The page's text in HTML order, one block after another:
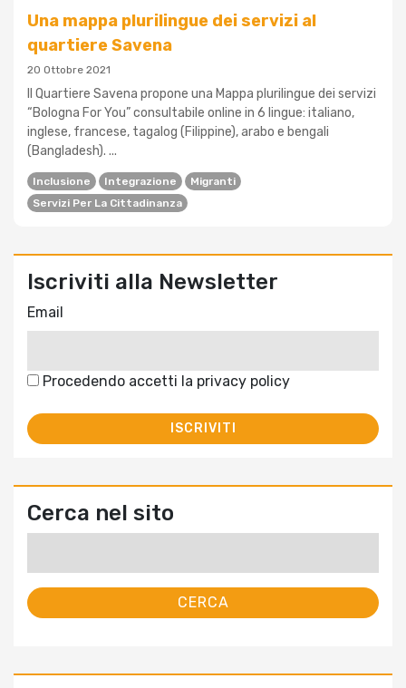
Una mappa plurilingue dei servizi al
quartiere Savena
20 Ottobre 2021
Il Quartiere Savena propone una Mappa plurilingue dei servizi
“Bologna For You” consultabile online in 6 lingue: italiano,
inglese, francese, tagalog (Filippine), arabo e bengali
(Bangladesh). ...
Inclusione Integrazione
Migranti
Servizi Per La Cittadinanza
Iscriviti alla Newsletter
Email
Procedendo accetti la privacy policy
Cerca nel sito